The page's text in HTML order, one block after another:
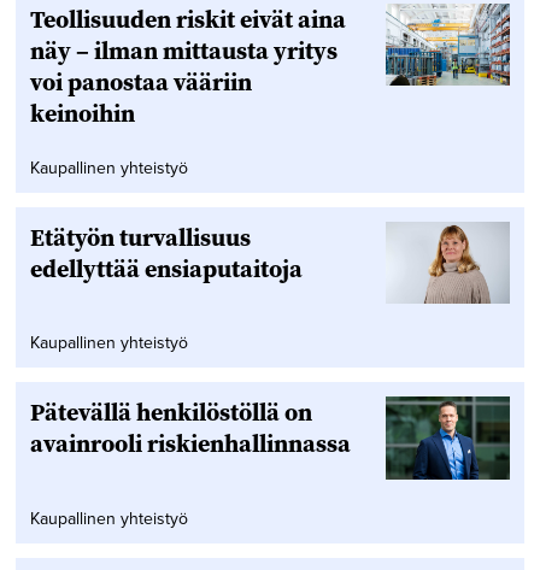
Teollisuuden riskit eivät aina
näy – ilman mittausta yritys
voi panostaa vääriin
keinoihin
Kaupallinen yhteistyö
Etätyön turvallisuus
edellyttää ensiaputaitoja
Kaupallinen yhteistyö
Pätevällä henkilöstöllä on
avainrooli riskienhallinnassa
Kaupallinen yhteistyö